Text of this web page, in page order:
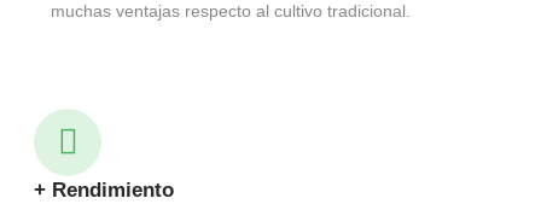
muchas ventajas respecto al cultivo tradicional.
+ Rendimiento